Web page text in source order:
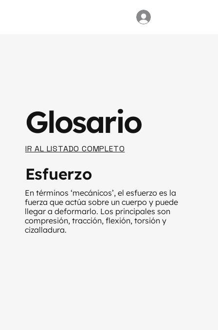
Glosario
IR AL LISTADO COMPLETO
Esfuerzo
En términos ‘mecánicos’, el esfuerzo es la
fuerza que actúa sobre un cuerpo y puede
llegar a deformarlo. Los principales son
compresión, tracción, flexión, torsión y
cizalladura.